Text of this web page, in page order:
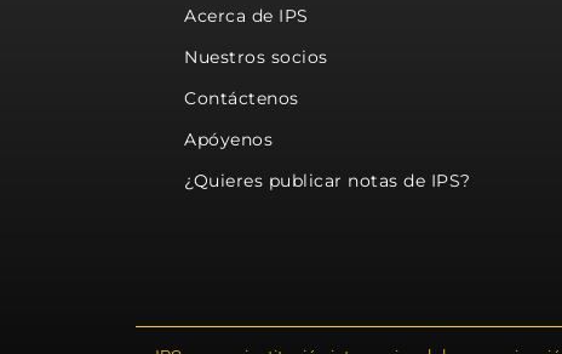
Acerca de IPS
Nuestros socios
Contáctenos
Apóyenos
¿Quieres publicar notas de IPS?